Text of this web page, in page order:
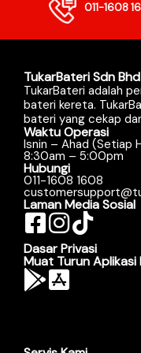
011-1608
TukarBateri Sdn
TukarBateri adalah
bateri kereta.
bateri yang cekap
Waktu Operasi
Isnin – Ahad (Setiap
8:30am – 5:00pm
Hubungi
011-1608 1608
Laman Media Sosial
Dasar Privasi
Muat Turun Aplikasi